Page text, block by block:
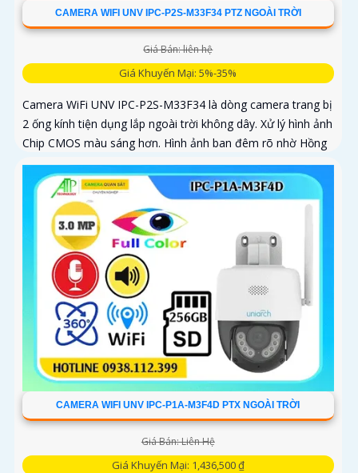
CAMERA WIFI UNV IPC-P2S-M33F34 PTZ NGOÀI TRỜI
Giá Bán: liên hệ
Giá Khuyến Mại: 5%-35%
Camera WiFi UNV IPC-P2S-M33F34 là dòng camera trang bị
2 ống kính tiện dụng lắp ngoài trời không dây. Xử lý hình ảnh
Chip CMOS màu sáng hơn. Hình ảnh ban đêm rõ nhờ Hồng
Ngoại 30m
CAMERA WIFI UNV IPC-P1A-M3F4D PTX NGOÀI TRỜI
Giá Bán: Liên Hệ
Giá Khuyến Mại: 1,436,500 ₫